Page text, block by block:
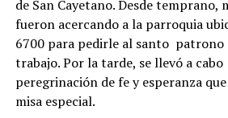
de San Cayetano. Desde temprano,
fueron acercando a la parroquia
6700 para pedirle al santo
trabajo. Por la tarde, se llevó a
peregrinación de fe y esperanza
misa especial.